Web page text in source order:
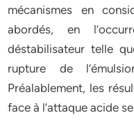
mécanismes en
abordés, en
déstabilisateur telle
rupture de
Préalablement, les
face à l’attaque acide